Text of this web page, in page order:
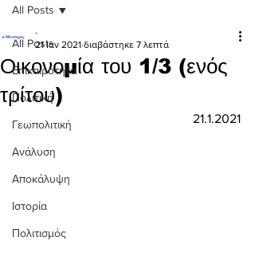
All Posts
Επικαιρότητα
Πολιτική
Γεωπολιτική
Ανάλυση
Αποκάλυψη
Ιστορία
Πολιτισμός
All Posts
Οικονομία του 1/3 (ενός
τρίτου)
.
21 Ιαν 2021 διαβάστηκε 7 λεπτά
21.1.2021